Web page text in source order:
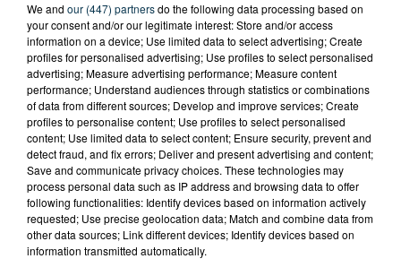
ACTIV RADIO·Roanne : Nicolin évoque les grands projets
We and our (447) partnersdo the following data processing based on
your consent and/or our legitimate interest: Store and/or access
information on a device; Use limited data to select advertising; Create
profiles for personalised advertising; Use profiles to select personalised
advertising; Measure advertising performance; Measure content
performance; Understand audiences through statistics or combinations
of data from different sources; Develop and improve services; Create
profiles to personalise content; Use profiles to select personalised
content; Use limited data to select content; Ensure security, prevent and
detect fraud, and fix errors; Deliver and present advertising and content;
Save and communicate privacy choices. These technologies may
process personal data such as IP address and browsing data to offer
following functionalities: Identify devices based on information actively
requested; Use precise geolocation data; Match and combine data from
other data sources; Link different devices; Identify devices based on
information transmitted automatically.